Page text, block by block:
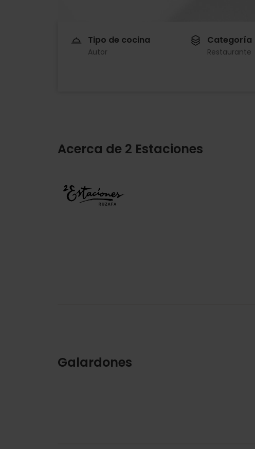
Tipo de cocina
Autor
Categoría
Restaurante
Acerca de 2 Estaciones
Galardones